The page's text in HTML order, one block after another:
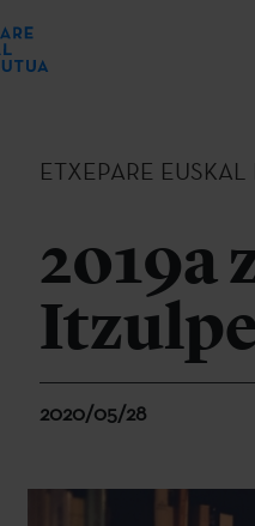
ETXEPARE EUSKAL
2019a
2020/05/28